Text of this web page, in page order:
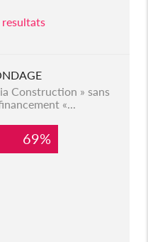
resultats
Construction » sans
«...
69%